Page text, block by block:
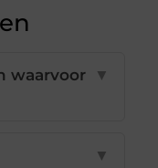
waarvoor
▼
▼